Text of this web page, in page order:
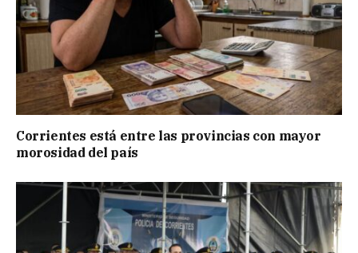
Corrientes está entre las provincias con mayor
morosidad del país